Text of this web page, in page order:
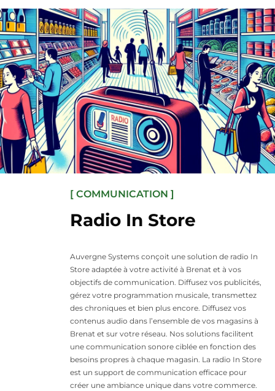
[ COMMUNICATION ]
Radio In Store
Auvergne Systems conçoit une solution de radio In
Store adaptée à votre activité à Brenat et à vos
objectifs de communication. Diffusez vos publicités,
gérez votre programmation musicale, transmettez
des chroniques et bien plus encore. Diffusez vos
contenus audio dans l’ensemble de vos magasins à
Brenat et sur votre réseau. Nos solutions facilitent
une communication sonore ciblée en fonction des
besoins propres à chaque magasin. La radio In Store
est un support de communication efficace pour
créer une ambiance unique dans votre commerce.